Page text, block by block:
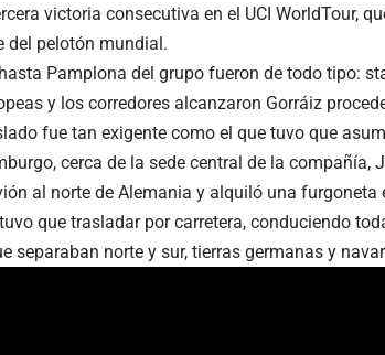
victoria consecutiva en el UCI WorldTour,
del pelotón mundial.
Pamplona del grupo fueron de todo tipo:
y los corredores alcanzaron Gorráiz
fue tan exigente como el que tuvo que
cerca de la sede central de la compañía,
al norte de Alemania y alquiló una furgoneta
que trasladar por carretera, conduciendo
separaban norte y sur, tierras germanas y